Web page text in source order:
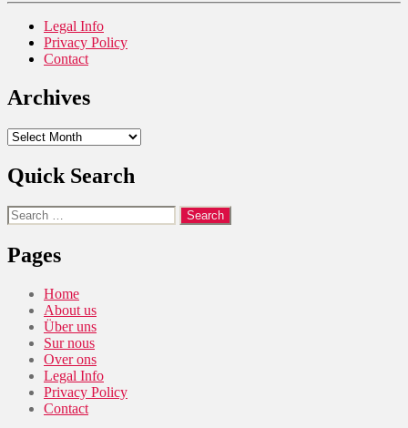
Legal Info
Privacy Policy
Contact
Archives
Archives
Quick Search
Search
for:
Pages
Home
About us
Über uns
Sur nous
Over ons
Legal Info
Privacy Policy
Contact